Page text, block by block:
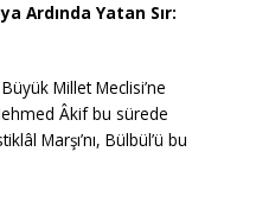
Ardında Yatan Sır:
Millet Meclisi’ne
Âkif bu sürede
Marşı’nı, Bülbül’ü bu